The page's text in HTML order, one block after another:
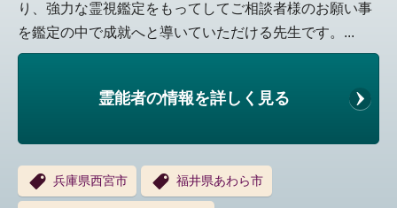
り、強力な霊視鑑定をもってしてご相談者様のお願い事
を鑑定の中で成就へと導いていただける先生です。...
霊能者の情報を詳しく見る
兵庫県西宮市 福井県あわら市